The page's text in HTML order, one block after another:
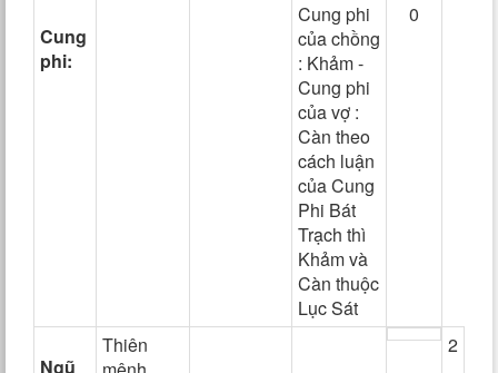
Cung
phi:
Cung phi
của chồng
: Khảm -
Cung phi
của vợ :
Càn theo
cách luận
của Cung
Phi Bát
Trạch thì
Khảm và
Càn thuộc
Lục Sát
0
Ngũ
Thiên
2